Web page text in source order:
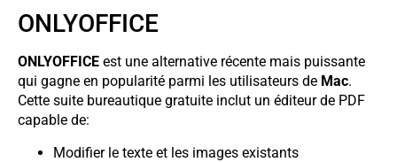
ONLYOFFICE
ONLYOFFICE est une alternative récente mais puissante
qui gagne en popularité parmi les utilisateurs de Mac.
Cette suite bureautique gratuite inclut un éditeur de PDF
capable de:
Modifier le texte et les images existants